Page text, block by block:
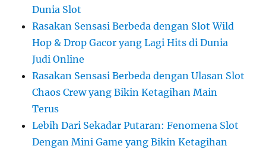
Dunia Slot
Rasakan Sensasi Berbeda dengan Slot Wild
Hop & Drop Gacor yang Lagi Hits di Dunia
Judi Online
Rasakan Sensasi Berbeda dengan Ulasan Slot
Chaos Crew yang Bikin Ketagihan Main
Terus
Lebih Dari Sekadar Putaran: Fenomena Slot
Dengan Mini Game yang Bikin Ketagihan